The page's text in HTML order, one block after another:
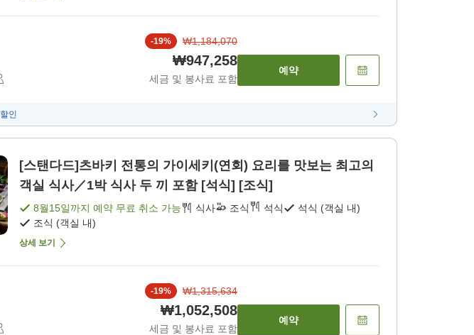
-19% ₩1,184,070
₩947,258
세금 및 봉사료 포함
예약
할인
[스탠다드]츠바키 전통의 가이세키(연회) 요리를 맛보는 최고의
객실 식사／1박 식사 두 끼 포함 [석식] [조식]
8월15일까지 예약 무료 취소 가능 식사 조식 석식
석식 (객실 내)
조식 (객실 내)
상세 보기
-19% ₩1,315,634
₩1,052,508
세금 및 봉사료 포함
예약